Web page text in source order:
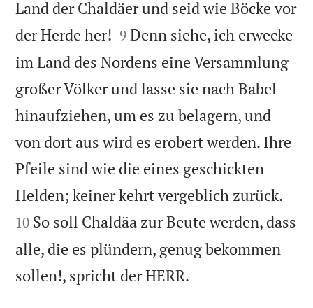
Land der Chaldäer und seid wie Böcke vor
der Herde her! 

9 Denn siehe, ich erwecke
im Land des Nordens eine Versammlung
großer Völker und lasse sie nach Babel
hinaufziehen, um es zu belagern, und
von dort aus wird es erobert werden. Ihre
Pfeile sind wie die eines geschickten
Helden; keiner kehrt vergeblich zurück.
10 So soll Chaldäa zur Beute werden, dass
alle, die es plündern, genug bekommen
sollen!, spricht der HERR.